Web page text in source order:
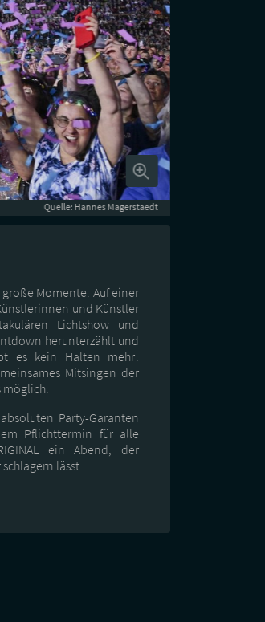
Quelle: Hannes Magerstaedt
Momente. Auf einer
und Künstler
Lichtshow und
herunterzählt und
es kein Halten mehr:
Mitsingen der
möglich.
Party-Garanten
Pflichttermin für alle
ein Abend, der
lässt.